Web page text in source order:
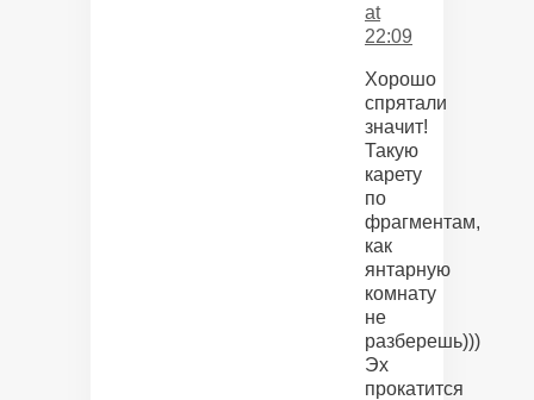
at
22:09
Хорошо
спрятали
значит!
Такую
карету
по
фрагментам,
как
янтарную
комнату
не
разберешь)))
Эх
прокатится